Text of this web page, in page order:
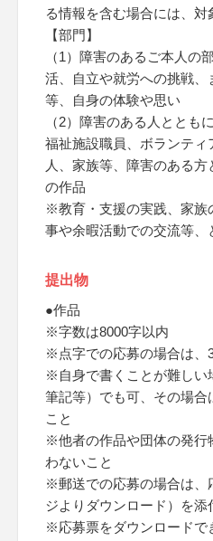
る情報を含む場合には、対
【部門】
（1）障害のあるご本人の
活、自立や就労への挑戦、
等、自身の体験や思い
（2）障害のある人ととも
福祉施設職員、ボランティ
人、家族等、障害のある
の作品
※教育・支援の実践、家族
事や余暇活動での交流等
提出物
●作品
※字数は8000字以内
※点字での応募の場合は、
※自身で書くことが難しい
筆記等）でも可、その場合
こと
※他者の作品や団体の発行
わないこと
※郵送での応募の場合は、
ジよりダウンロード）を添
※応募票をダウンロードで